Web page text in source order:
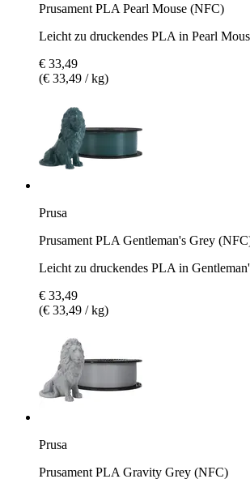
Prusament PLA Pearl Mouse (NFC)
Leicht zu druckendes PLA in Pearl
€ 33,49
(€ 33,49 / kg)
Prusa
Prusament PLA Gentleman's Grey
Leicht zu druckendes PLA in
€ 33,49
(€ 33,49 / kg)
Prusa
Prusament PLA Gravity Grey (NFC)